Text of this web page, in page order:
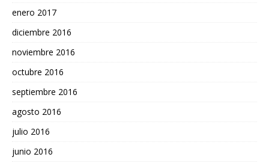
enero 2017
diciembre 2016
noviembre 2016
octubre 2016
septiembre 2016
agosto 2016
julio 2016
junio 2016